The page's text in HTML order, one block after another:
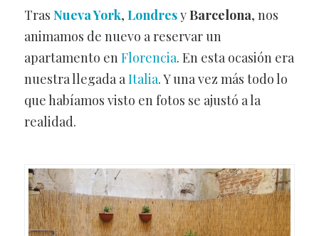
Tras Nueva York, LondresyBarcelona, nos
animamos de nuevo a reservar un
apartamento enFlorencia. En esta ocasión era
nuestra llegada aItalia. Y una vez más todo lo
que habíamos visto en fotos se ajustó a la
realidad.